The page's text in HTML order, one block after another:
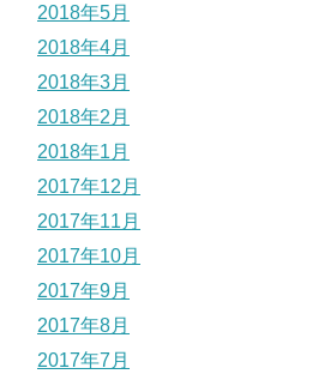
2018年5月
2018年4月
2018年3月
2018年2月
2018年1月
2017年12月
2017年11月
2017年10月
2017年9月
2017年8月
2017年7月